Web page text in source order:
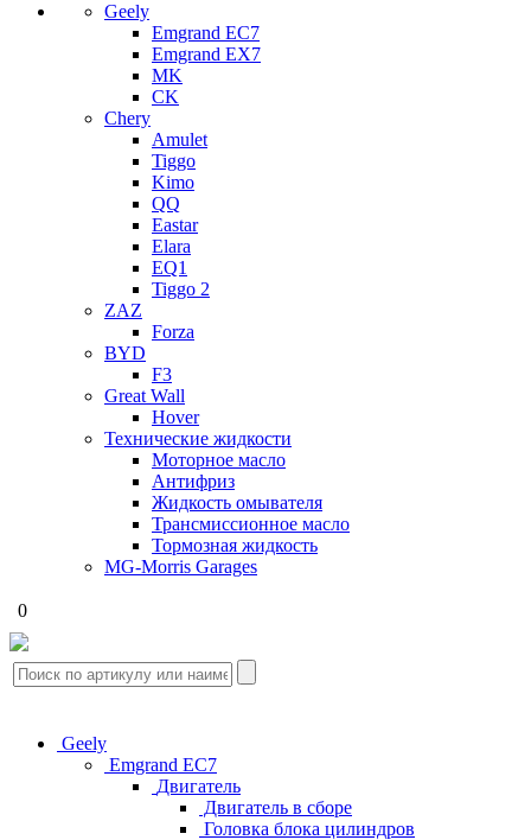
Geely
Emgrand EC7
Emgrand EX7
MK
CK
Chery
Amulet
Tiggo
Kimo
QQ
Eastar
Elara
EQ1
Tiggo 2
ZAZ
Forza
BYD
F3
Great Wall
Hover
Технические жидкости
Моторное масло
Антифриз
Жидкость омывателя
Трансмиссионное масло
Тормозная жидкость
MG-Morris Garages
0
Geely
Emgrand EC7
Двигатель
Двигатель в сборе
Головка блока цилиндров